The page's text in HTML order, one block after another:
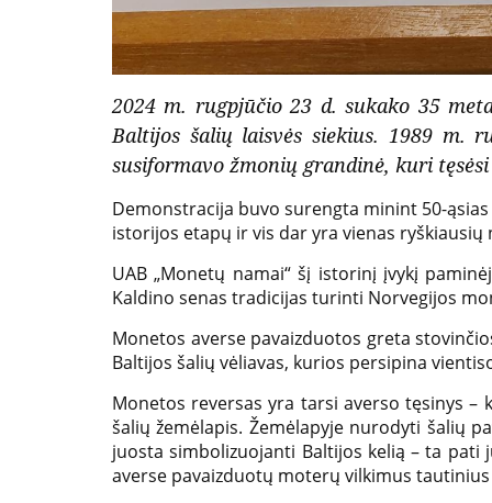
2024 m. rugpjūčio 23 d. sukako 35
Baltijos šalių laisvės siekius. 1989 m.
susiformavo žmonių grandinė, kuri
Demonstracija buvo surengta minint 50-
istorijos etapų ir vis dar yra vienas
UAB „Monetų namai“ šį istorinį įvykį
Kaldino senas tradicijas turinti Norvegijos
Monetos averse pavaizduotos greta
Baltijos šalių vėliavas, kurios persipina
Monetos reversas yra tarsi averso tęsinys –
šalių žemėlapis. Žemėlapyje nurodyti šalių
juosta simbolizuojanti Baltijos kelią – ta pati
averse pavaizduotų moterų vilkimus